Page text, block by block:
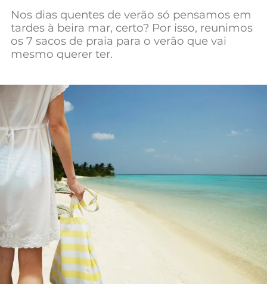
Negócios
Mundial 2026
Nos dias quentes de verão só pensamos em
tardes à beira mar, certo? Por isso, reunimos
os 7 sacos de praia para o verão que vai
mesmo querer ter.